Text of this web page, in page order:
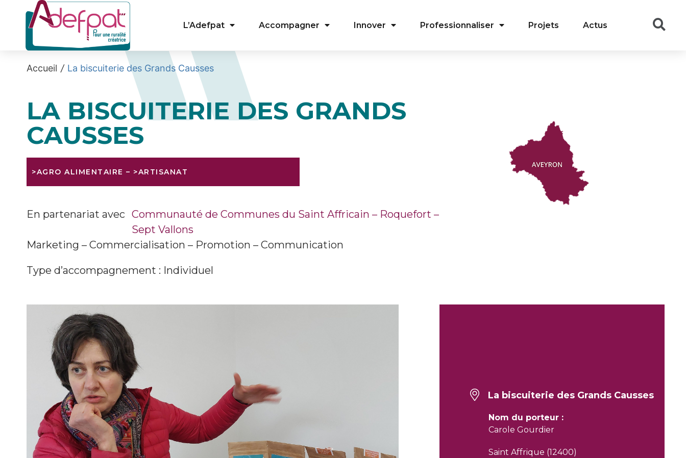
L’Adefpat Accompagner Innover Professionnaliser Projets Actus
Accueil / La biscuiterie des Grands Causses
LA BISCUITERIE DES GRANDS
CAUSSES
>AGRO ALIMENTAIRE – >ARTISANAT
En partenariat avec Communauté de Communes du Saint Affricain – Roquefort –
Sept Vallons
Marketing – Commercialisation – Promotion – Communication
Type d’accompagnement : Individuel
La biscuiterie des Grands Causses
Nom du porteur :
Carole Gourdier
Saint Affrique (12400)
Cookies management panel